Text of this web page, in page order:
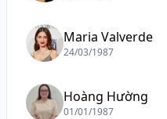
Maria Valverde
24/03/1987
Hoàng Hường
01/01/1987